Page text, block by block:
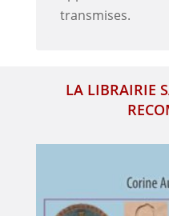
transmises.
LA LIBRAIRIE